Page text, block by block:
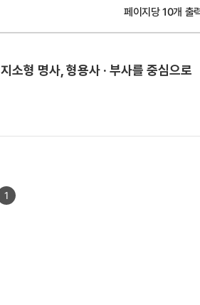
소형 명사, 형용사 · 부사를 중심으로
1